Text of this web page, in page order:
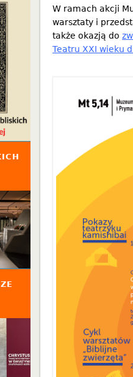
W ramach akcji
warsztaty i
także okazją do
Teatru XXI wieku